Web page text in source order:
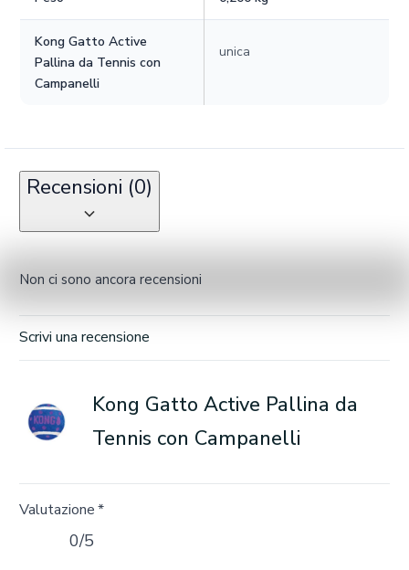
Kong Gatto Active
Pallina da Tennis con
Campanelli
unica
Recensioni (0)
Non ci sono ancora recensioni
Scrivi una recensione
Kong Gatto Active Pallina da
Tennis con Campanelli
Valutazione*
0/5